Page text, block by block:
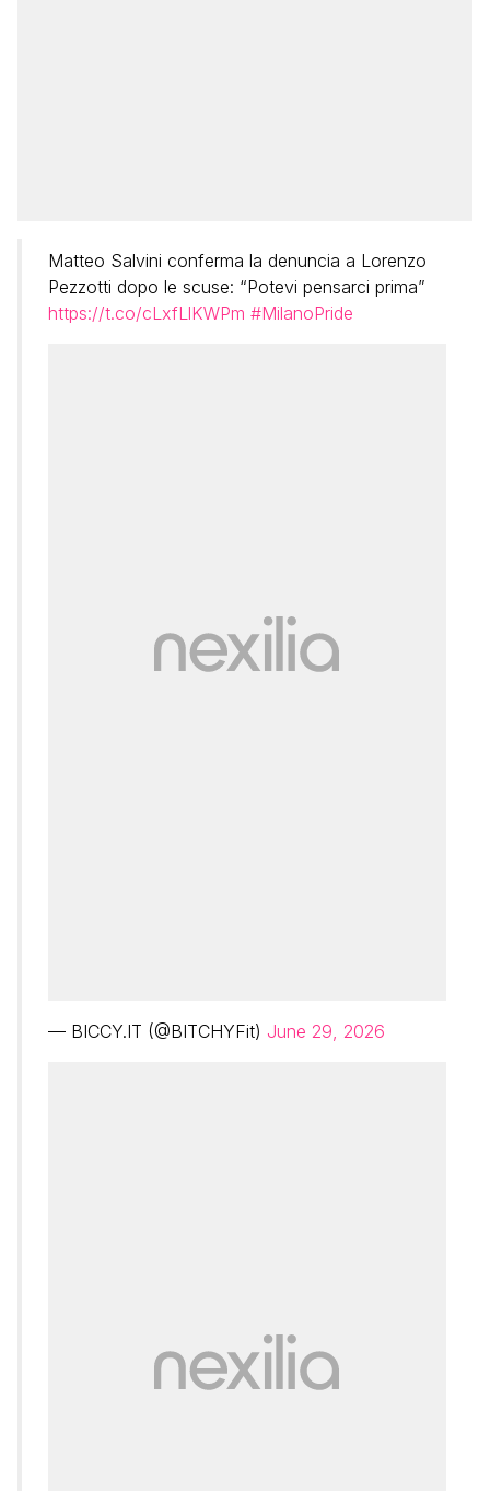
Matteo Salvini conferma la denuncia a Lorenzo
Pezzotti dopo le scuse: “Potevi pensarci prima”
https://t.co/cLxfLlKWPm #MilanoPride
— BICCY.IT (@BITCHYFit) June 29, 2026